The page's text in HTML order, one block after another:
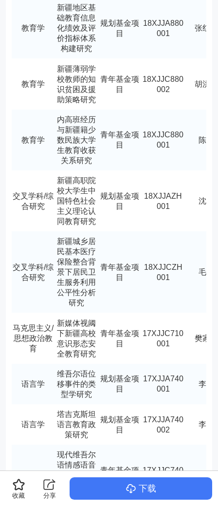
教育学
新疆地区基
础教育信息
化绩效及评
价指标体系
构建研究
规划基金项
目
18XJJA880
001
张红艳
教育学
新疆薄弱学
校教师的知
识贫困及援
助策略研究
青年基金项
目
18XJJC880
002
胡洪强
教育学
内高班经历
与新疆籍少
数民族大学
生教育收获
关系研究
青年基金项
目
18XJJC880
001
陈举
交叉学科/综
合研究
新疆高职院
校大学生中
国特色社会
主义理论认
同教育研究
规划基金项
目
18XJJAZH
001
沈蕾
交叉学科/综
合研究
新疆城乡居
民基本医疗
保险整合背
景下居民卫
生服务利用
公平性分析
研究
青年基金项
目
18XJJCZH
001
毛璐
马克思主义/
思想政治教
育
新媒体视阈
下新疆高校
意识形态安
全教育研究
青年基金项
目
17XJJC710
001
樊家军
语言学
维吾尔语位
移事件的类
型学研究
规划基金项
目
17XJJA740
001
李遐
语言学
塔吉克斯坦
语言教育政
策研究
规划基金项
目
17XJJA740
002
李雅
现代维吾尔
语情感语音
数据库的设
青年基金项 17XJJC740
侯云红
收藏 分享
下载